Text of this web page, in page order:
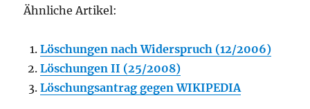
Ähnliche Artikel:
Löschungen nach Widerspruch (12/2006)
Löschungen II (25/2008)
Löschungsantrag gegen WIKIPEDIA